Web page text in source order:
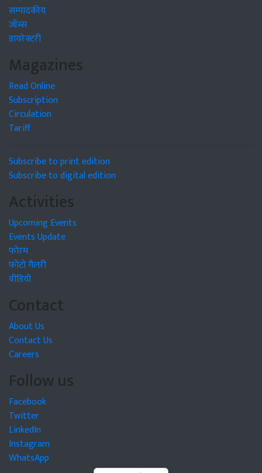
सम्पादकीय
जॉब्स
डायरेक्टरी
Magazines
Read Online
Subscription
Circulation
Tariff
Subscribe to print edition
Subscribe to digital edition
Activities
Upcoming Events
Events Update
फोरम
फोटो गैलरी
वीडियो
Contact
About Us
Contact Us
Careers
Follow us
Facebook
Twitter
LinkedIn
Instagram
WhatsApp